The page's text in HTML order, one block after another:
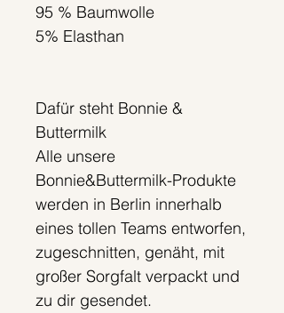
95 % Baumwolle
5% Elasthan
Dafür steht Bonnie &
Buttermilk
Alle unsere
Bonnie&Buttermilk-Produkte
werden in Berlin innerhalb
eines tollen Teams entworfen,
zugeschnitten, genäht, mit
großer Sorgfalt verpackt und
zu dir gesendet.